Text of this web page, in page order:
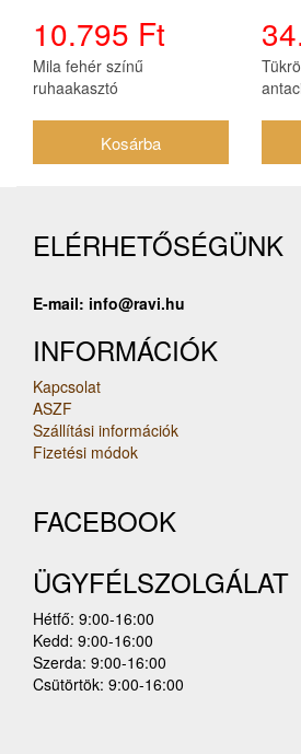
10.795 Ft
Mila fehér színű
ruhaakasztó
ELÉRHETŐSÉGÜNK
E-mail: info@ravi.hu
INFORMÁCIÓK
Kapcsolat
ASZF
Szállítási információk
Fizetési módok
FACEBOOK
ÜGYFÉLSZOLGÁLAT
Hétfő: 9:00-16:00
Kedd: 9:00-16:00
Szerda: 9:00-16:00
Csütörtök: 9:00-16:00